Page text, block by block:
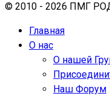
© 2010 - 2026 ПМГ
Главная
О нас
О нашей
Наш Форум